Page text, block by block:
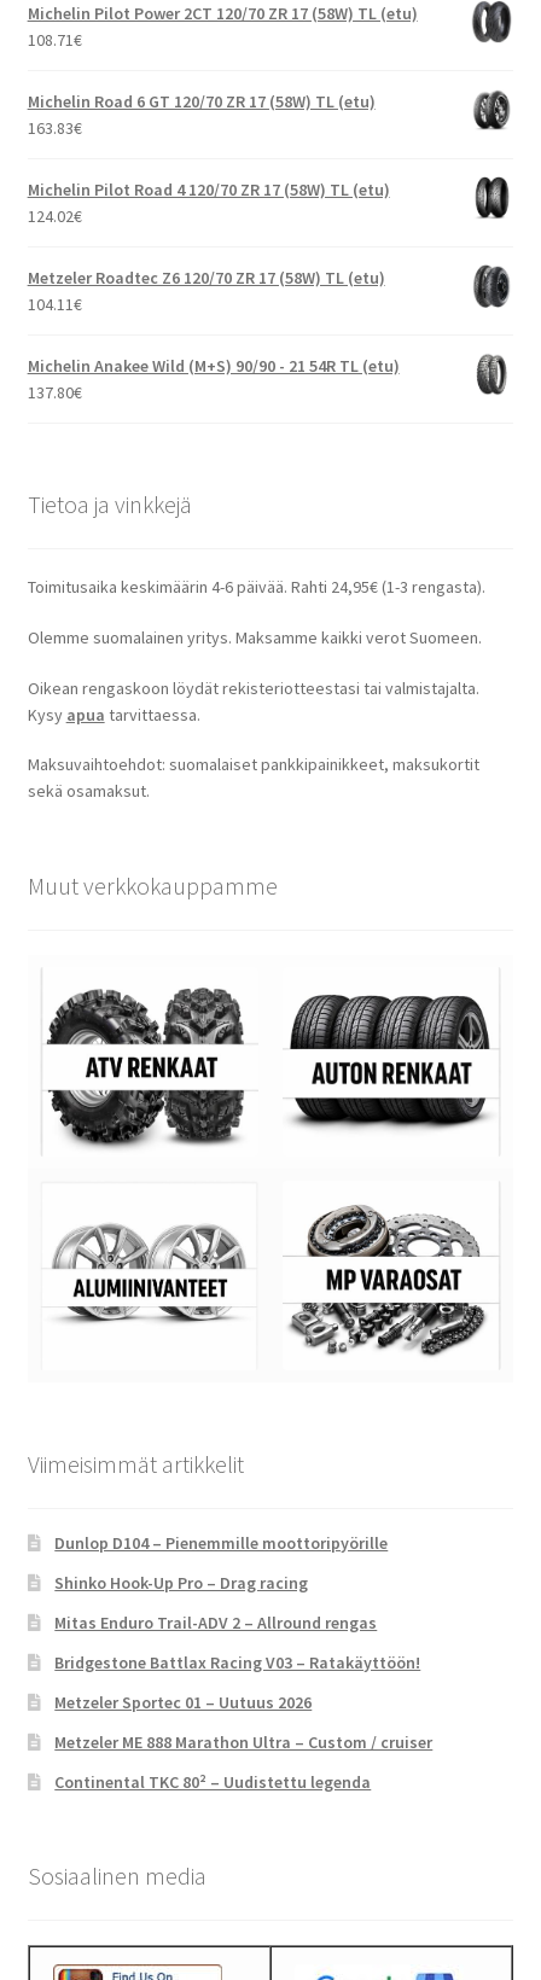
Michelin Pilot Power 2CT 120/70 ZR 17 (58W) TL (etu)
108.71€
Michelin Road 6 GT 120/70 ZR 17 (58W) TL (etu)
163.83€
Michelin Pilot Road 4 120/70 ZR 17 (58W) TL (etu)
124.02€
Metzeler Roadtec Z6 120/70 ZR 17 (58W) TL (etu)
104.11€
Michelin Anakee Wild (M+S) 90/90 - 21 54R TL (etu)
137.80€
Tietoa ja vinkkejä
Toimitusaika keskimäärin 4-6 päivää. Rahti 24,95€ (1-3 rengasta).
Olemme suomalainen yritys. Maksamme kaikki verot Suomeen.
Oikean rengaskoon löydät rekisteriotteestasi tai valmistajalta.
Kysy apua tarvittaessa.
Maksuvaihtoehdot: suomalaiset pankkipainikkeet, maksukortit
sekä osamaksut.
Muut verkkokauppamme
Viimeisimmät artikkelit
Dunlop D104 – Pienemmille moottoripyörille
Shinko Hook-Up Pro – Drag racing
Mitas Enduro Trail-ADV 2 – Allround rengas
Bridgestone Battlax Racing V03 – Ratakäyttöön!
Metzeler Sportec 01 – Uutuus 2026
Metzeler ME 888 Marathon Ultra – Custom / cruiser
Continental TKC 80² – Uudistettu legenda
Sosiaalinen media